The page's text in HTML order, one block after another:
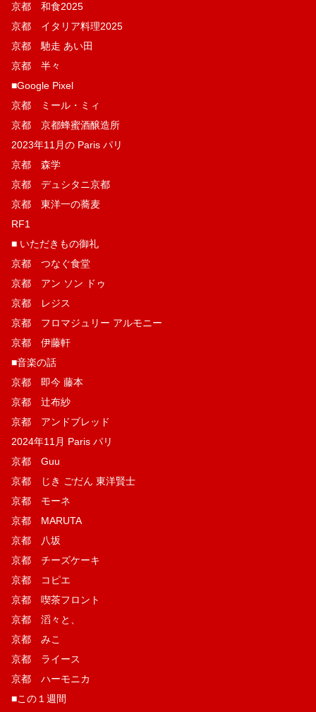
京都 和食2025
京都 イタリア料理2025
京都 馳走 あい田
京都 半々
■Google Pixel
京都 ミール・ミィ
京都 京都蜂蜜酒醸造所
2023年11月の Paris パリ
京都 森学
京都 デュシタニ京都
京都 東洋一の蕎麦
RF1
■ いただきもの御礼
京都 つなぐ食堂
京都 アン ソン ドゥ
京都 レジス
京都 フロマジュリー アルモニー
京都 伊藤軒
■音楽の話
京都 即今 藤本
京都 辻布紗
京都 アンドブレッド
2024年11月 Paris パリ
京都 Guu
京都 じき ごだん 東洋賢士
京都 モーネ
京都 MARUTA
京都 八坂
京都 チーズケーキ
京都 コピエ
京都 喫茶フロント
京都 滔々と、
京都 みこ
京都 ライース
京都 ハーモニカ
■この１週間